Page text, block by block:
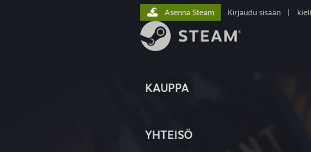
KAUPPA
YHTEISÖ
Asenna Steam Kirjaudu sisään kieli